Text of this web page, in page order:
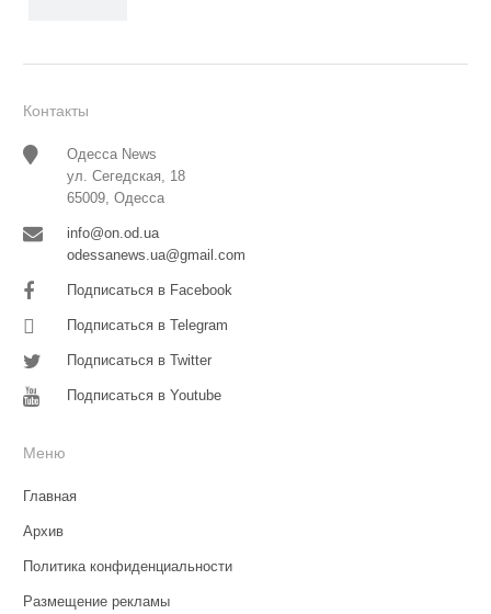
Контакты
Одесса News
ул. Сегедская, 18
65009, Одесса
info@on.od.ua
odessanews.ua@gmail.com
Подписаться в Facebook
Подписаться в Telegram
Подписаться в Twitter
Подписаться в Youtube
Меню
Главная
Архив
Политика конфиденциальности
Размещение рекламы